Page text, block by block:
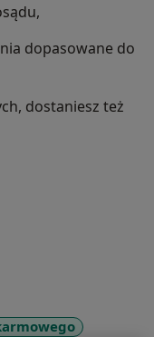
dopasowane do
dostaniesz też